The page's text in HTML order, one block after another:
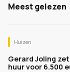
Meest gelezen
Huizen
Gerard Joling
huur voor 6.500